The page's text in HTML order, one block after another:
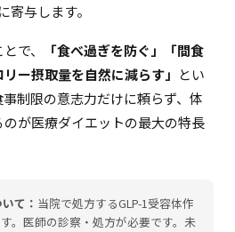
寄与します。
で、
「食べ過ぎを防ぐ」「間食
ー摂取量を自然に減らす」 とい
制限の意志力だけに頼らず、体
が医療ダイエットの最大の特長
て： 当院で処方するGLP-1受容体作
。医師の診察・処方が必要です。未